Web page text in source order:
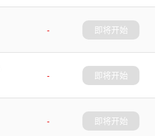
-
即将开始
-
即将开始
-
即将开始